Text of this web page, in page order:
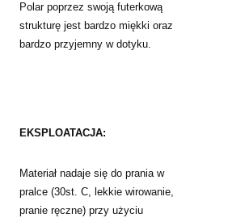
Polar poprzez swoją futerkową
strukturę jest bardzo miękki oraz
bardzo przyjemny w dotyku.
EKSPLOATACJA:
Materiał nadaje się do prania w
pralce (30st. C, lekkie wirowanie,
pranie ręczne) przy użyciu